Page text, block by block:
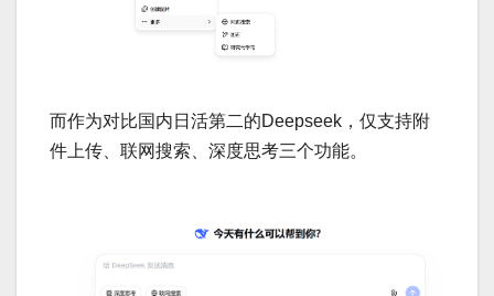
而作为对比国内日活第二的Deepseek，仅支持附
件上传、联网搜索、深度思考三个功能。